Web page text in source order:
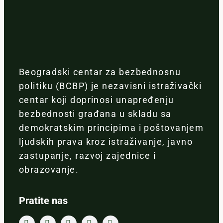
Beogradski centar za bezbednosnu
politiku (BCBP) je nezavisni istraživački
centar koji doprinosi unapređenju
bezbednosti građana u skladu sa
demokratskim principima i poštovanjem
ljudskih prava kroz istraživanje, javno
zastupanje, razvoj zajednice i
obrazovanje.
Pratite nas